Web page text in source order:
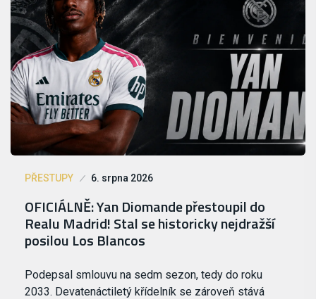
PŘESTUPY 6. srpna 2026
OFICIÁLNĚ: Yan Diomande přestoupil do
Realu Madrid! Stal se historicky nejdražší
posilou Los Blancos
Podepsal smlouvu na sedm sezon, tedy do roku
2033. Devatenáctiletý křídelník se zároveň stává